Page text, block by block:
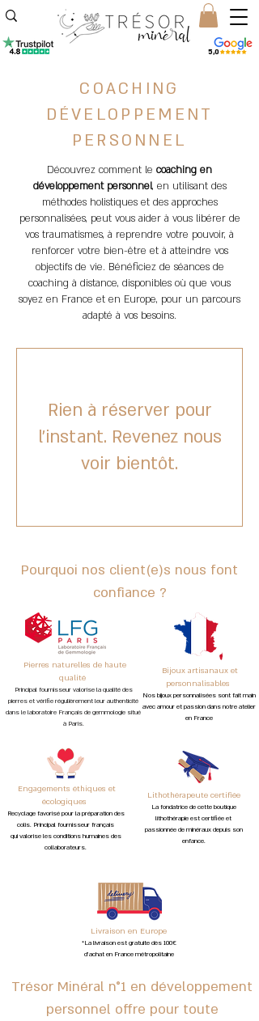
5,0
COACHING
DÉVELOPPEMENT
PERSONNEL
Découvrez comment le coaching en
développement personnel, en utilisant des
méthodes holistiques et des approches
personnalisées, peut vous aider à vous libérer de
vos traumatismes, à reprendre votre pouvoir, à
renforcer votre bien-être et à atteindre vos
objectifs de vie. Bénéficiez de séances de
coaching à distance, disponibles où que vous
soyez en France et en Europe, pour un parcours
adapté à vos besoins.
Rien à réserver pour
l'instant. Revenez nous
voir bientôt.
Pourquoi nos client(e)s nous font
confiance ?
Pierres naturelles de haute
qualité
Principal fournisseur valorise la qualité des
pierres et vérifie régulièrement leur authenticité
dans le laboratoire Français de gemmologie situé
à Paris.
Engagements éthiques et
écologiques
Recyclage favorisé pour la préparation des
colis. Principal fournisseur français
quivalorise les conditions humaines des
collaborateurs.
Bijoux artisanaux et
personnalisables
Nosbijoux personnalisées sontfait main
avec amour et passiondans notre atelier
en France
Lithothérapeute certifiée
La fondatrice de cette boutique
lithothérapie est certifiée et
passionnée de minéraux depuis son
enfance.
Livraison en Europe
*La livraison est gratuite dès 100€
d'achat en France métropolitaine
Trésor Minéral n°1 en développement
personnel offre pour toute